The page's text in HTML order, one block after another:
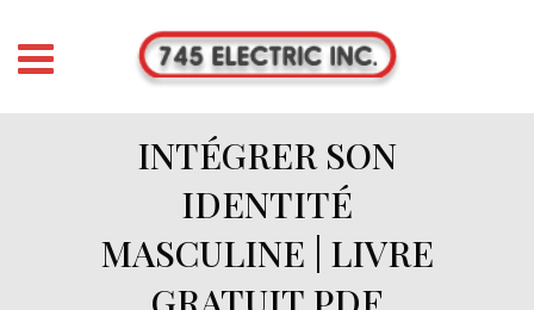
INTÉGRER SON
IDENTITÉ
MASCULINE | LIVRE